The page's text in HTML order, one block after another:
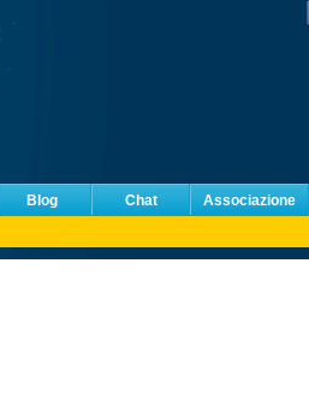
Blog Chat Associazione